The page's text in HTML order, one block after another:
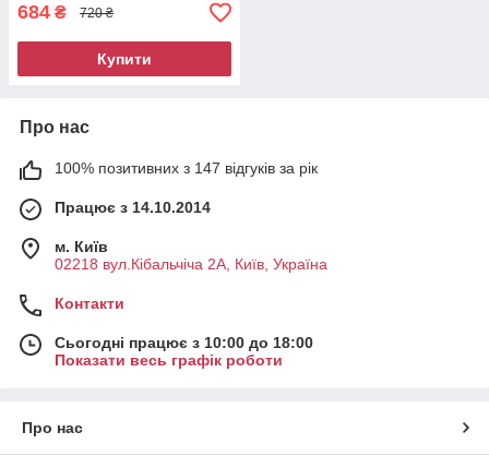
684 ₴ 720 ₴
Купити
Про нас
100% позитивних з 147 відгуків за рік
Працює з 14.10.2014
м. Київ
02218 вул.Кібальчіча 2А, Київ, Україна
Контакти
Сьогодні працює з 10:00 до 18:00
Показати весь графік роботи
Про нас